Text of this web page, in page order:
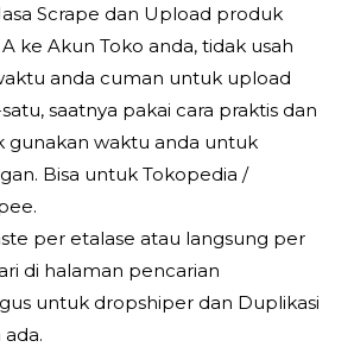
Scrape dan Upload produk
ke Akun Toko anda, tidak usah
anda cuman untuk upload
saatnya pakai cara praktis dan
gunakan waktu anda untuk
Bisa untuk Tokopedia /
per etalase atau langsung per
di halaman pencarian
untuk dropshiper dan Duplikasi